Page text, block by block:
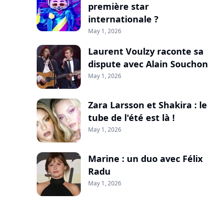
première star
internationale ?
May 1, 2026
Laurent Voulzy raconte sa
dispute avec Alain Souchon
May 1, 2026
Zara Larsson et Shakira : le
tube de l'été est là !
May 1, 2026
Marine : un duo avec Félix
Radu
May 1, 2026